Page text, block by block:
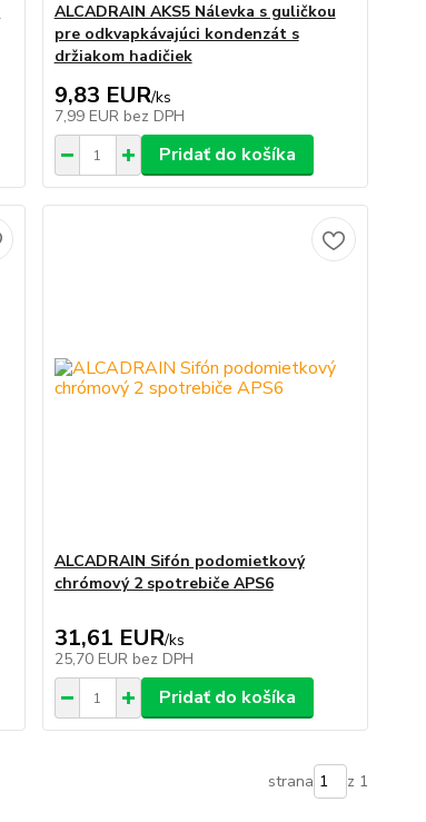
ALCADRAIN AKS5 Nálevka s guličkou
pre odkvapkávajúci kondenzát s
držiakom hadičiek
9,83 EUR/ks
7,99 EUR bez DPH
Pridať do košíka
ALCADRAIN Sifón podomietkový
chrómový 2 spotrebiče APS6
31,61 EUR/ks
25,70 EUR bez DPH
Pridať do košíka
strana z 1